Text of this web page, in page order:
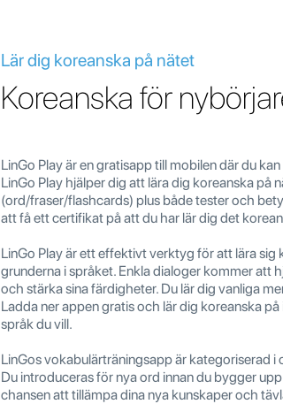
Lär dig koreanska på nätet
Koreanska för
LinGo Play är en gratisapp till mobilen där du
LinGo Play hjälper dig att lära dig koreanska
(ord/fraser/flashcards) plus både tester och
att få ett certifikat på att du har lär dig det
LinGo Play är ett effektivt verktyg för att lära
grunderna i språket. Enkla dialoger kommer att
och stärka sina färdigheter. Du lär dig vanliga
Ladda ner appen gratis och lär dig koreanska
språk du vill.
LinGos vokabulärträningsapp är kategoriserad
Du introduceras för nya ord innan du bygger
chansen att tillämpa dina nya kunskaper och